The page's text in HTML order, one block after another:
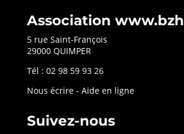
Association www.bzh
5 rue Saint-François
29000 QUIMPER
Tél : 02 98 59 93 26
Nous écrire - Aide en ligne
Suivez-nous